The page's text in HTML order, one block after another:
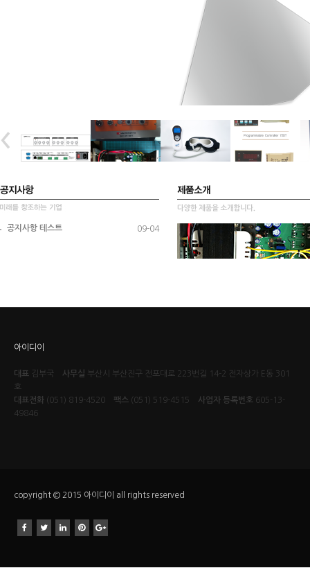
공지사항 테스트 09-04
아이디이
대표 김부국 사무실 부산시 부산진구 전포대로 223번길 14-2 전자상가 E동 301
호
대표전화 (051) 819-4520 팩스 (051) 519-4515 사업자 등록번호 605-13-
49846
copyright © 2015 아이디이 all rights reserved